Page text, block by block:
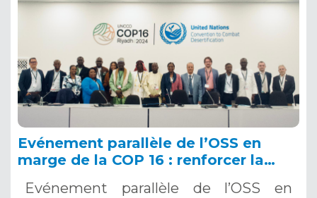
Evénement parallèle de l’OSS en
marge de la COP 16 : renforcer la
Systèmes d’Alerte Précoce
Evénement parallèle de l’OSS en